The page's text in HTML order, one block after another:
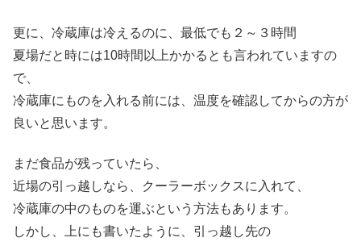
更に、冷蔵庫は冷えるのに、最低でも２～３時間
夏場だと時には10時間以上かかるとも言われていますの
で、
冷蔵庫にものを入れる前には、温度を確認してからの方が
良いと思います。
まだ食品が残っていたら、
近場の引っ越しなら、クーラーボックスに入れて、
冷蔵庫の中のものを運ぶという方法もあります。
しかし、上にも書いたように、引っ越し先の